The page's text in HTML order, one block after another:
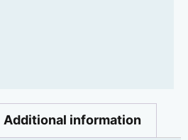
Additional information